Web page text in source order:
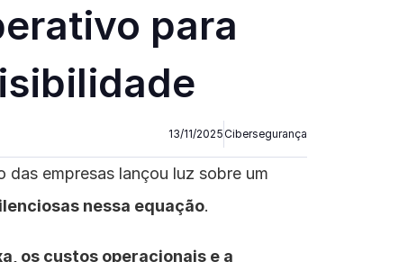
para
13/11/2025Cibersegurança
empresas lançou luz sobre um
nessa equação.
os custos operacionais e a